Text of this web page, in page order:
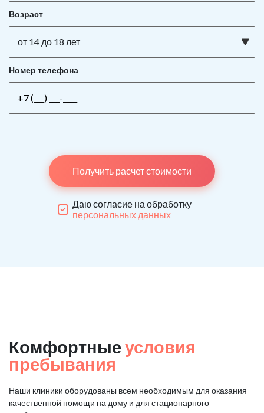
Возраст
от 14 до 18 лет
Номер телефона
Получить расчет стоимости
Даю согласие на обработку
персональных данных
Комфортные условия
пребывания
Наши клиники оборудованы всем необходимым для оказания
качественной помощи на дому и для стационарного